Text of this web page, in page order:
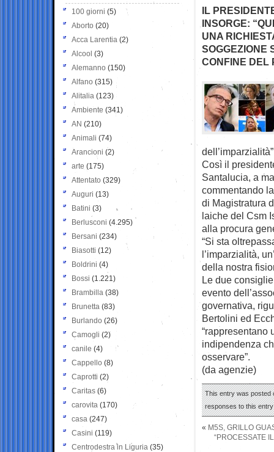
IL
INSORGE:
UNA
SOGGEZIONE
CONFINE DEL
Così il
Santalucia, a
commentando
di Magistratura
laiche del Csm
alla procura
“Si sta
l’imparzialità,
della nostra
Le due
evento
governativa,
Bertolini ed
“rappresentano
indipendenza
osservare”.
(da agenzie)
This entry was posted
responses to this
« M5S, GRILLO
“PROCESSATE
100 giorni (5)
Aborto (20)
Acca Larentia (2)
Alcool (3)
Alemanno (150)
Alfano (315)
Alitalia (123)
Ambiente (341)
AN (210)
Animali (74)
Arancioni (2)
arte (175)
Attentato (329)
Auguri (13)
Batini (3)
Berlusconi (4.295)
Bersani (234)
Biasotti (12)
Boldrini (4)
Bossi (1.221)
Brambilla (38)
Brunetta (83)
Burlando (26)
Camogli (2)
canile (4)
Cappello (8)
Caprotti (2)
Caritas (6)
carovita (170)
casa (247)
Casini (119)
Centrodestra in Liguria (35)